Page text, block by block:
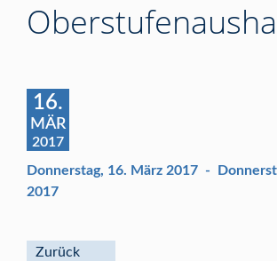
16.
MÄR
2017
Donnerstag, 16. März 2017 -
2017
Zurück